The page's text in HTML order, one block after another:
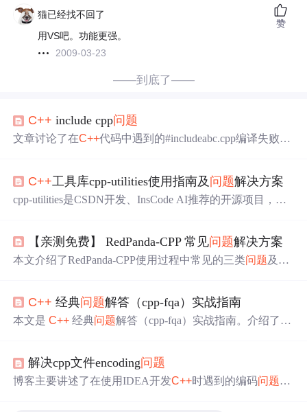
猫已经找不回了
用VS吧。功能更强。
2009-03-23
赞
——到底了——
C++ include cpp问题
文章讨论了在C++代码中遇到的#includeabc.cpp编译失败问
C++工具库cpp-utilities使用指南及 问题解决方案
cpp-utilities是CSDN开发、InsCode AI推荐的开源项目，集
译和依赖问题处理，助开发者提升C++ 项目效率和质量。
【亲测免费】 RedPanda-CPP 常见问题解决方案
本文介绍了RedPanda-CPP使用过程中常见的三类问题及其
+开源IDE，支持多平台开发。文章帮助新手快速定位并解
决实际开发中遇到的核心问题。
C++ 经典问题解答（cpp-fqa）实战指南
本文是C++ 经典问题解答（cpp-fqa）实战指南。介绍了该
档。还提及应用案例和最佳实践，以及其对典型生态项目
的间接影响。
解决cpp文件encoding问题
博客主要讲述了在使用IDEA开发C++时遇到的编码问题，